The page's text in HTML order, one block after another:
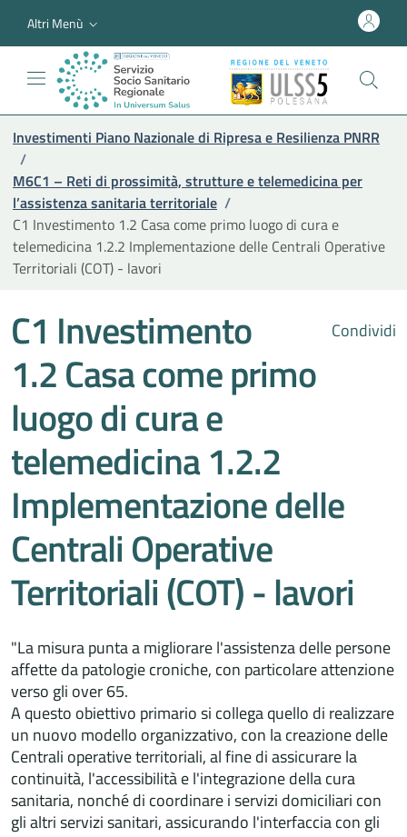
Altri Menù
Investimenti Piano Nazionale di Ripresa e Resilienza PNRR
/
M6C1 – Reti di prossimità, strutture e telemedicina per
l’assistenza sanitaria territoriale /
C1 Investimento 1.2 Casa come primo luogo di cura e
telemedicina 1.2.2 Implementazione delle Centrali Operative
Territoriali (COT) - lavori
Condividi
C1 Investimento
1.2 Casa come primo
luogo di cura e
telemedicina 1.2.2
Implementazione delle
Centrali Operative
Territoriali (COT) - lavori
"La misura punta a migliorare l'assistenza delle persone
affette da patologie croniche, con particolare attenzione
verso gli over 65.
A questo obiettivo primario si collega quello di realizzare
un nuovo modello organizzativo, con la creazione delle
Centrali operative territoriali, al fine di assicurare la
continuità, l'accessibilità e l'integrazione della cura
sanitaria, nonché di coordinare i servizi domiciliari con
gli altri servizi sanitari, assicurando l'interfaccia con gli